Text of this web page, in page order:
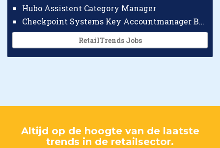
Hubo Assistent Category Manager
Checkpoint Systems Key Accountmanager Benelux
RetailTrends Jobs
Altijd op de hoogte van de laatste
trends in de retailsector.